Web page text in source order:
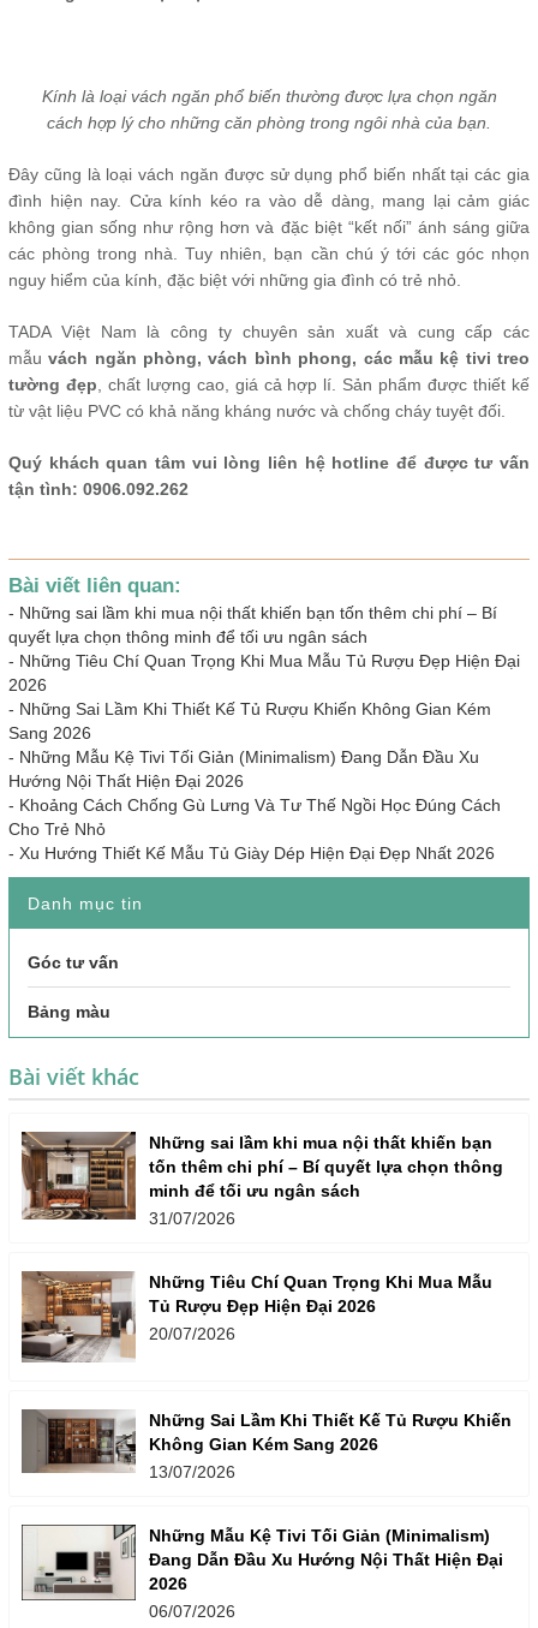
Kính là loại vách ngăn phổ biến thường được lựa chọn ngăn
cách hợp lý cho những căn phòng trong ngôi nhà của bạn.
Đây cũng là loại vách ngăn được sử dụng phổ biến nhất tại các gia
đình hiện nay. Cửa kính kéo ra vào dễ dàng, mang lại cảm giác
không gian sống như rộng hơn và đặc biệt “kết nối” ánh sáng giữa
các phòng trong nhà. Tuy nhiên, bạn cần chú ý tới các góc nhọn
nguy hiểm của kính, đặc biệt với những gia đình có trẻ nhỏ.
TADA Việt Nam là công ty chuyên sản xuất và cung cấp các
mẫuvách ngăn phòng, vách bình phong, các mẫu kệ tivi treo
tường đẹp , chất lượng cao, giá cả hợp lí. Sản phẩm được thiết kế
từ vật liệu PVC có khả năng kháng nước và chống cháy tuyệt đối.
Quý khách quan tâm vui lòng liên hệ hotline để được tư vấn
tận tình: 0906.092.262
Bài viết liên quan:
- Những sai lầm khi mua nội thất khiến bạn tốn thêm chi phí – Bí
quyết lựa chọn thông minh để tối ưu ngân sách
- Những Tiêu Chí Quan Trọng Khi Mua Mẫu Tủ Rượu Đẹp Hiện Đại
2026
- Những Sai Lầm Khi Thiết Kế Tủ Rượu Khiến Không Gian Kém
Sang 2026
- Những Mẫu Kệ Tivi Tối Giản (Minimalism) Đang Dẫn Đầu Xu
Hướng Nội Thất Hiện Đại 2026
- Khoảng Cách Chống Gù Lưng Và Tư Thế Ngồi Học Đúng Cách
Cho Trẻ Nhỏ
- Xu Hướng Thiết Kế Mẫu Tủ Giày Dép Hiện Đại Đẹp Nhất 2026
Danh mục tin
Góc tư vấn
Bảng màu
Bài viết khác
Những sai lầm khi mua nội thất khiến bạn
tốn thêm chi phí – Bí quyết lựa chọn thông
minh để tối ưu ngân sách
31/07/2026
Những Tiêu Chí Quan Trọng Khi Mua Mẫu
Tủ Rượu Đẹp Hiện Đại 2026
20/07/2026
Những Sai Lầm Khi Thiết Kế Tủ Rượu Khiến
Không Gian Kém Sang 2026
13/07/2026
Những Mẫu Kệ Tivi Tối Giản (Minimalism)
Đang Dẫn Đầu Xu Hướng Nội Thất Hiện Đại
2026
06/07/2026